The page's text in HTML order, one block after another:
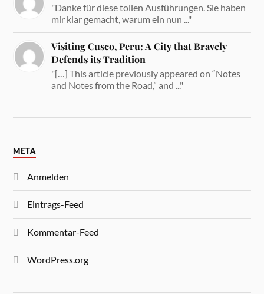
"Danke für diese tollen Ausführungen. Sie haben
mir klar gemacht, warum ein nun ..."
Visiting Cusco, Peru: A City that Bravely
Defends its Tradition
"[…] This article previously appeared on “Notes
and Notes from the Road,” and ..."
META
Anmelden
Eintrags-Feed
Kommentar-Feed
WordPress.org